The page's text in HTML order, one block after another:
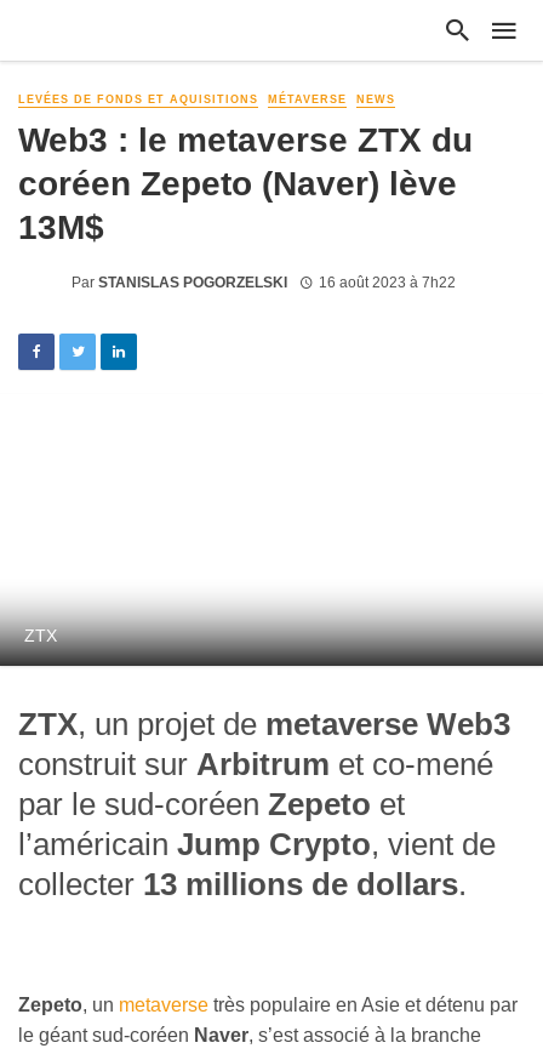
LEVÉES DE FONDS ET AQUISITIONS MÉTAVERSE NEWS
Web3 : le metaverse ZTX du
coréen Zepeto (Naver) lève
13M$
Par STANISLAS POGORZELSKI 16 août 2023 à 7h22
ZTX
ZTX, un projet de metaverse Web3
construit sur Arbitrum et co-mené
par le sud-coréen Zepeto et
l’américain Jump Crypto, vient de
collecter 13 millions de dollars.
Zepeto, un metaverse très populaire en Asie et détenu par
le géant sud-coréen Naver, s’est associé à la branche